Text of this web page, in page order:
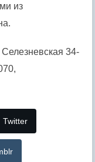
из
34-
Twitter